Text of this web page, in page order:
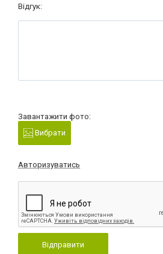
Відгук:
Завантажити фото:
Вибрати
Авторизуватись
Відправити